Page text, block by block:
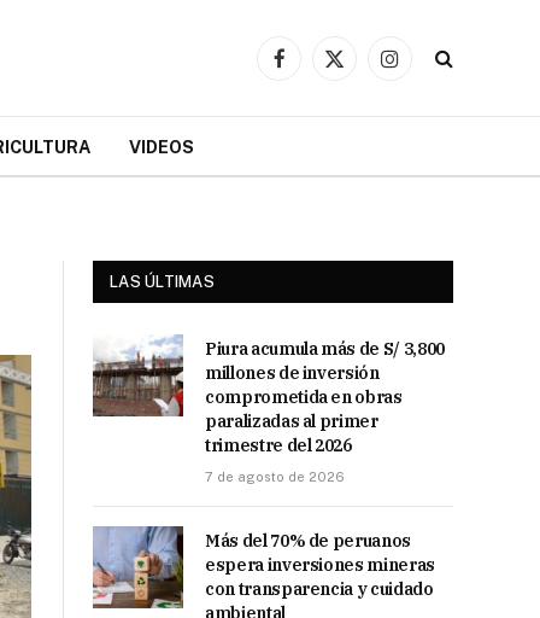
Facebook
X
Instagram
VIDEOS
LAS ÚLTIMAS
Piura acumula más de S/ 3,800
millones de inversión
comprometida en obras
paralizadas al primer
trimestre del 2026
7 de agosto de 2026
Más del 70% de peruanos
espera inversiones mineras
con transparencia y cuidado
ambiental